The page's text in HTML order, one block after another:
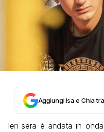
Aggiungi Isa e Chia
Ieri sera è andata in